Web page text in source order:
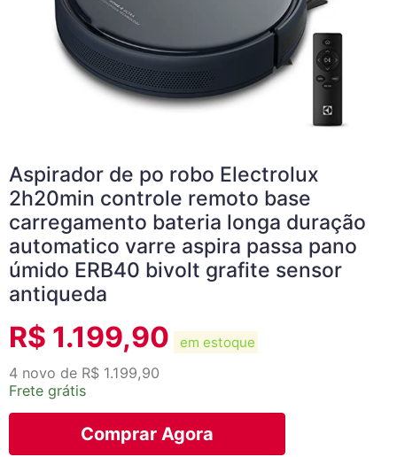
Aspirador de po robo Electrolux
2h20min controle remoto base
carregamento bateria longa duração
automatico varre aspira passa pano
úmido ERB40 bivolt grafite sensor
antiqueda
R$ 1.199,90 em estoque
4 novo de R$ 1.199,90
Frete grátis
Comprar Agora